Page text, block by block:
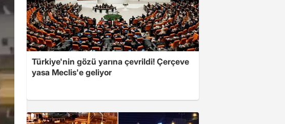
Türkiye'nin gözü yarına çevrildi! Çerçeve
yasa Meclis'e geliyor